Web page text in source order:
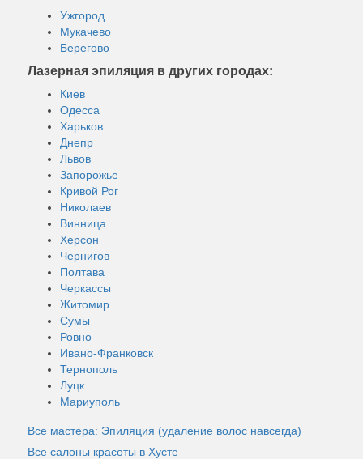
Ужгород
Мукачево
Берегово
Лазерная эпиляция в других городах:
Киев
Одесса
Харьков
Днепр
Львов
Запорожье
Кривой Рог
Николаев
Винница
Херсон
Чернигов
Полтава
Черкассы
Житомир
Сумы
Ровно
Ивано-Франковск
Тернополь
Луцк
Мариуполь
Все мастера: Эпиляция (удаление волос навсегда)
Все салоны красоты в Хусте